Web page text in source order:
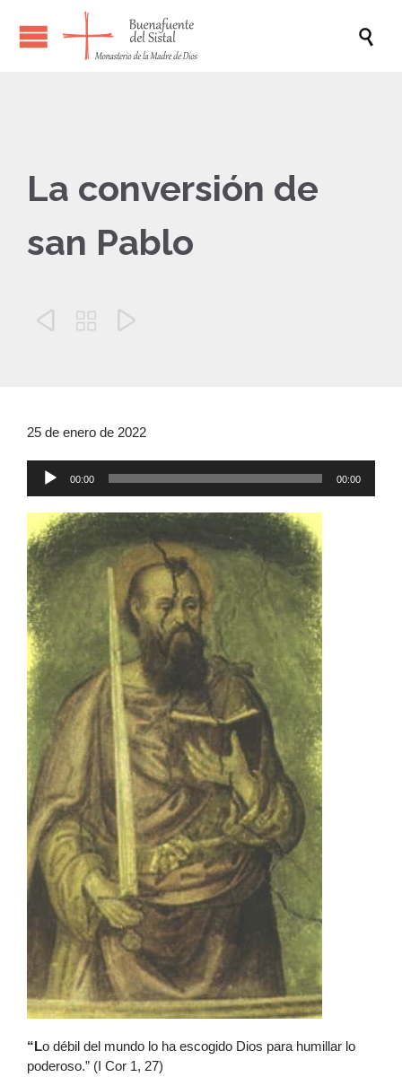

La conversión de
san Pablo
  
25 de enero de 2022
00:00 00:00
“Lo débil del mundo lo ha escogido Dios para humillar lo
poderoso.” (I Cor 1, 27)